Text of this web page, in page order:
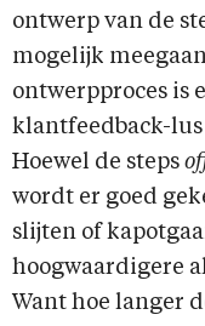
ontwerp van de
mogelijk
ontwerpproces is
klantfeedback-lus
Hoewel de steps
wordt er goed
slijten of
hoogwaardigere
Want hoe langer